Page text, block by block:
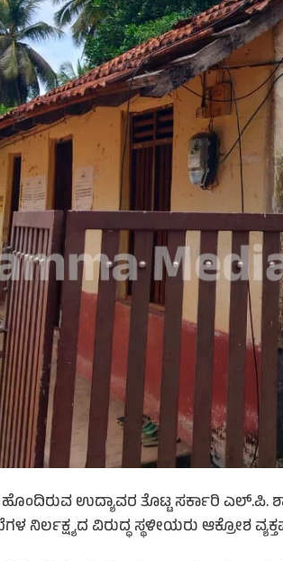
ಉದ್ಯಾವರ ತೊಟ್ಟ ಸರ್ಕಾರಿ
ನಿರ್ಲಕ್ಷ್ಯದ ವಿರುದ್ಧ ಸ್ಥಳೀಯರು ಆಕ್ರೋಶ